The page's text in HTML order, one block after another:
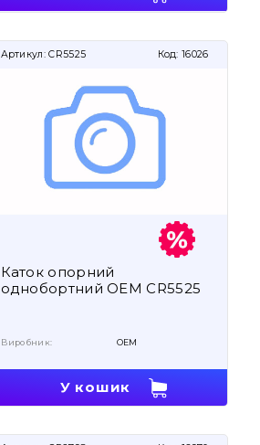
Артикул: CR5525 Код: 16026
Каток опорний
однобортний OEM CR5525
Виробник: OEM
У кошик